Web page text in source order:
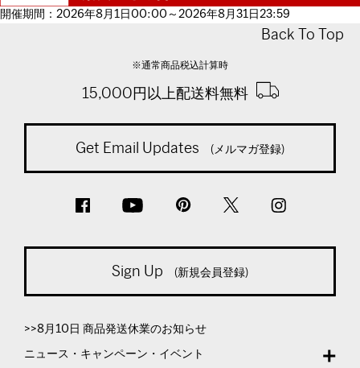
開催期間：2026年8月1日00:00～2026年8月31日23:59
Back To Top
※通常商品税込計算時
15,000円以上配送料無料
Get Email Updates (メルマガ登録)
Sign Up (新規会員登録)
>>8月10日 商品発送休業のお知らせ
ニュース・キャンペーン・イベント